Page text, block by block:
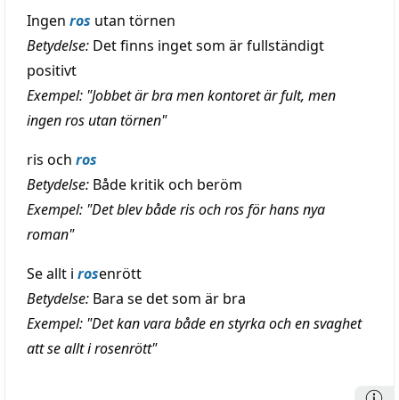
Ingen ros utan törnen
Betydelse: Det finns inget som är fullständigt
positivt
Exempel: "Jobbet är bra men kontoret är fult, men
ingen ros utan törnen"
ris och ros
Betydelse: Både kritik och beröm
Exempel: "Det blev både ris och ros för hans nya
roman"
Se allt i rosenrött
Betydelse: Bara se det som är bra
Exempel: "Det kan vara både en styrka och en svaghet
att se allt i rosenrött"